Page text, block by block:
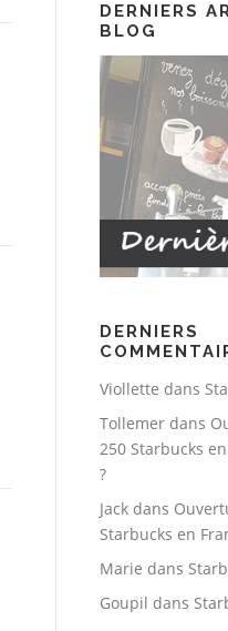
DERNIERS
BLOG
DERNIERS
Viollette dans
Tollemer dans
250 Starbucks
?
Jack dans
Starbucks en
Marie dans
Goupil dans